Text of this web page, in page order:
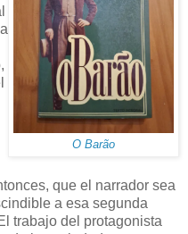
O Barão
que el narrador sea
a esa segunda
trabajo del protagonista